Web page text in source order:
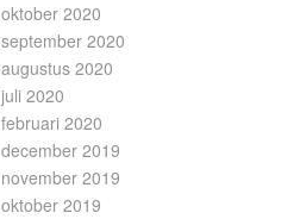
oktober 2020
september 2020
augustus 2020
juli 2020
februari 2020
december 2019
november 2019
oktober 2019